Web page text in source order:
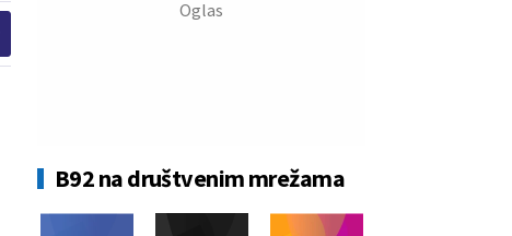
B92 na društvenim mrežama